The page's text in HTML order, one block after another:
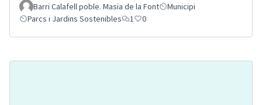
Barri Calafell poble. Masia de la Font
Municipi
Parcs i Jardins Sostenibles
1 0